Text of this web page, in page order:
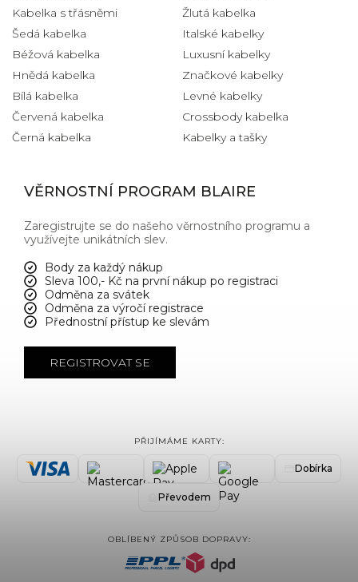
Kabelka s třásněmi
Šedá kabelka
Béžová kabelka
Hnědá kabelka
Bílá kabelka
Červená kabelka
Černá kabelka
Žlutá kabelka
Italské kabelky
Luxusní kabelky
Značkové kabelky
Levné kabelky
Crossbody kabelka
Kabelky a tašky
VĚRNOSTNÍ PROGRAM BLAIRE
Zaregistrujte se do našeho věrnostního programu a
využívejte unikátních slev.
Body za každý nákup
Sleva 100,- Kč na první nákup po registraci
Odměna za svátek
Odměna za výročí registrace
Přednostní přístup ke slevám
REGISTROVAT SE
PŘIJÍMÁME KARTY:
Dobírka
Převodem
OBLÍBENÝ ZPŮSOB DOPRAVY: